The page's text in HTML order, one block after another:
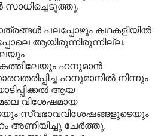
പല‍പ്പോഴും കഥകളിയില്‍
ആയിരുന്നിരുന്നില്ല.
ഹനുമാന്‍
ഹനുമാനില്‍ നിന്നും
ആയ
വിശേഷമായ
സ്വഭാവവിശേഷങ്ങളുടെയും
അണിയിച്ചു ചേര്‍ത്തു.